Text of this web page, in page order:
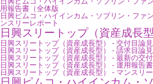
用報告書（全体版
日興ピムコ・ハイインカム・ソブリン・ファ
ンスリーレポート
日興スリートップ（資産成長型
日興スリートップ（資産成長型） - 交付目論
日興スリートップ（資産成長型） - 請求目論
日興スリートップ（資産成長型） - 最新の交
日興スリートップ（資産成長型） - 運用報告
日興スリートップ（資産成長型） - マンスリ